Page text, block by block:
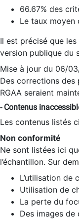
66.67% des
Le taux moyen
Il est précisé que
version publique du
Mise à jour du 06/
Des corrections des
RGAA seraient
- Contenus
Les contenus listés
Non conformité
Ne sont listées ici
l’échantillon. Sur
L’utilisation de
Utilisation de
La perte du
Des images